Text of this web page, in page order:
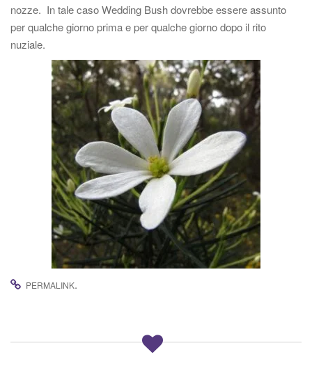
nozze. In tale caso Wedding Bush dovrebbe essere assunto
per qualche giorno prima e per qualche giorno dopo il rito
nuziale.
PERMALINK.